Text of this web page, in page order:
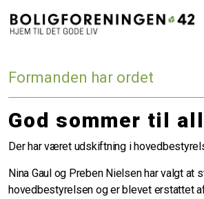
Formanden har ordet
God sommer til
Der har været udskiftning i
Nina Gaul og Preben Nielsen har valgt at
hovedbestyrelsen og er blevet erstattet